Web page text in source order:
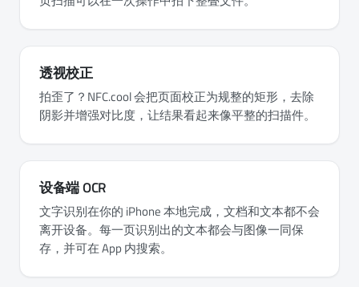
透视校正
拍歪了？NFC.cool 会把页面校正为规整的矩形，去除
阴影并增强对比度，让结果看起来像平整的扫描件。
设备端 OCR
文字识别在你的 iPhone 本地完成，文档和文本都不会
离开设备。每一页识别出的文本都会与图像一同保
存，并可在 App 内搜索。